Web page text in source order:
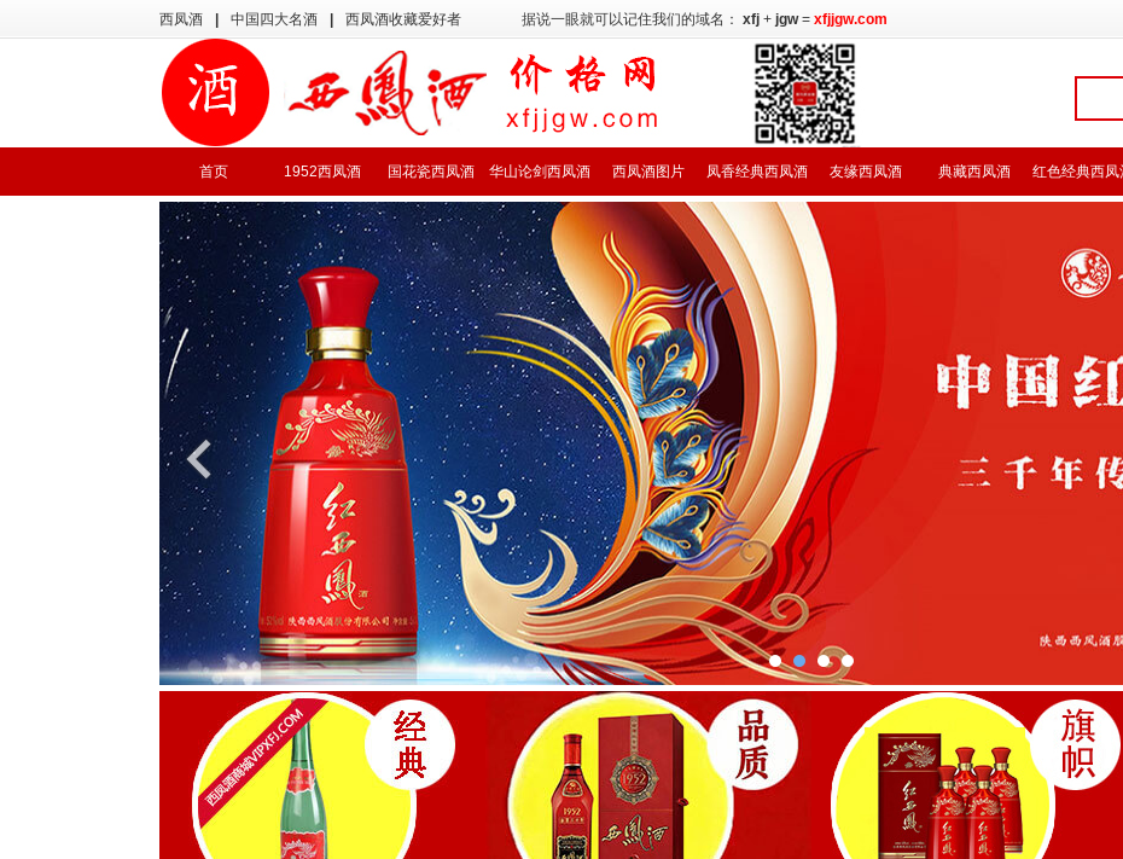
西凤酒 中国四大名酒 西凤酒收藏爱好者 据说一眼就可以记住我们的域名： xfj + jgw= xfjjgw.com
首页 1952西凤酒 国花瓷西凤酒 华山论剑西凤酒 西凤酒图片 凤香经典西凤酒 友缘西凤酒 典藏西凤酒 红色经典西凤